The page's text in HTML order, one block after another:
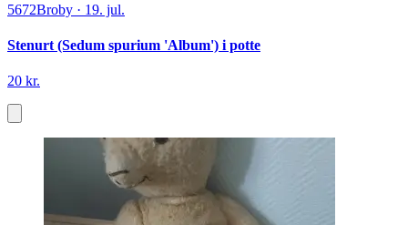
5672Broby · 19. jul.
Stenurt (Sedum spurium 'Album') i potte
20 kr.